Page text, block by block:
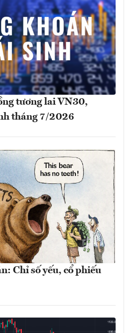
tương lai VN30,
tháng 7/2026
Chỉ số yếu, cổ phiếu